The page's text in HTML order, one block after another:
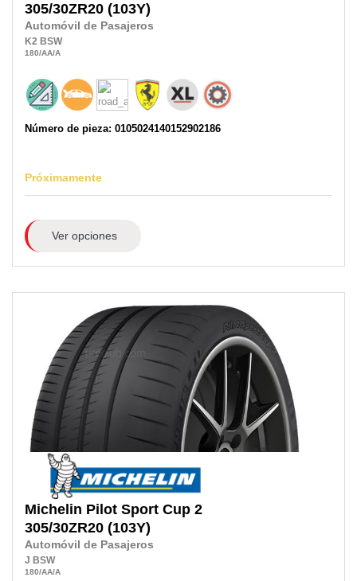
305/30ZR20 (103Y)
Automóvil de Pasajeros
K2 BSW
180/AA/A
Número de pieza: 0105024140152902186
Próximamente
Ver opciones
Michelin Pilot Sport Cup 2
305/30ZR20 (103Y)
Automóvil de Pasajeros
J BSW
180/AA/A